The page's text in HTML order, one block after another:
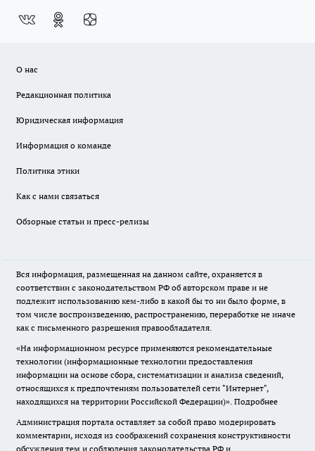
О нас
Редакционная политика
Юридическая информация
Информация о команде
Политика этики
Как с нами связаться
Обзорные статьи и пресс-релизы
Вся информация, размещенная на данном сайте, охраняется в
соответствии с законодательством РФ об авторском праве и не
подлежит использованию кем-либо в какой бы то ни было форме, в
том числе воспроизведению, распространению, переработке не иначе
как с письменного разрешения правообладателя.
«На информационном ресурсе применяются рекомендательные
технологии (информационные технологии предоставления
информации на основе сбора, систематизации и анализа сведений,
относящихся к предпочтениям пользователей сети "Интернет",
находящихся на территории Российской Федерации)». Подробнее
Администрация портала оставляет за собой право модерировать
комментарии, исходя из соображений сохранения конструктивности
обсуждения тем и соблюдения законодательства РФ и